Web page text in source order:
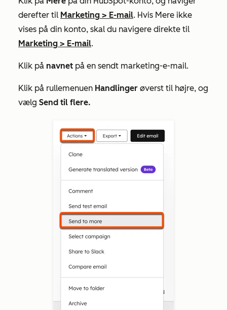
derefter til Marketing > E-mail. Hvis Mere ikke
vises på din konto, skal du navigere direkte til
Marketing > E-mail.
Klik på navnet på en sendt marketing-e-mail.
Klik på rullemenuen Handlinger øverst til højre, og
vælg Send til flere.